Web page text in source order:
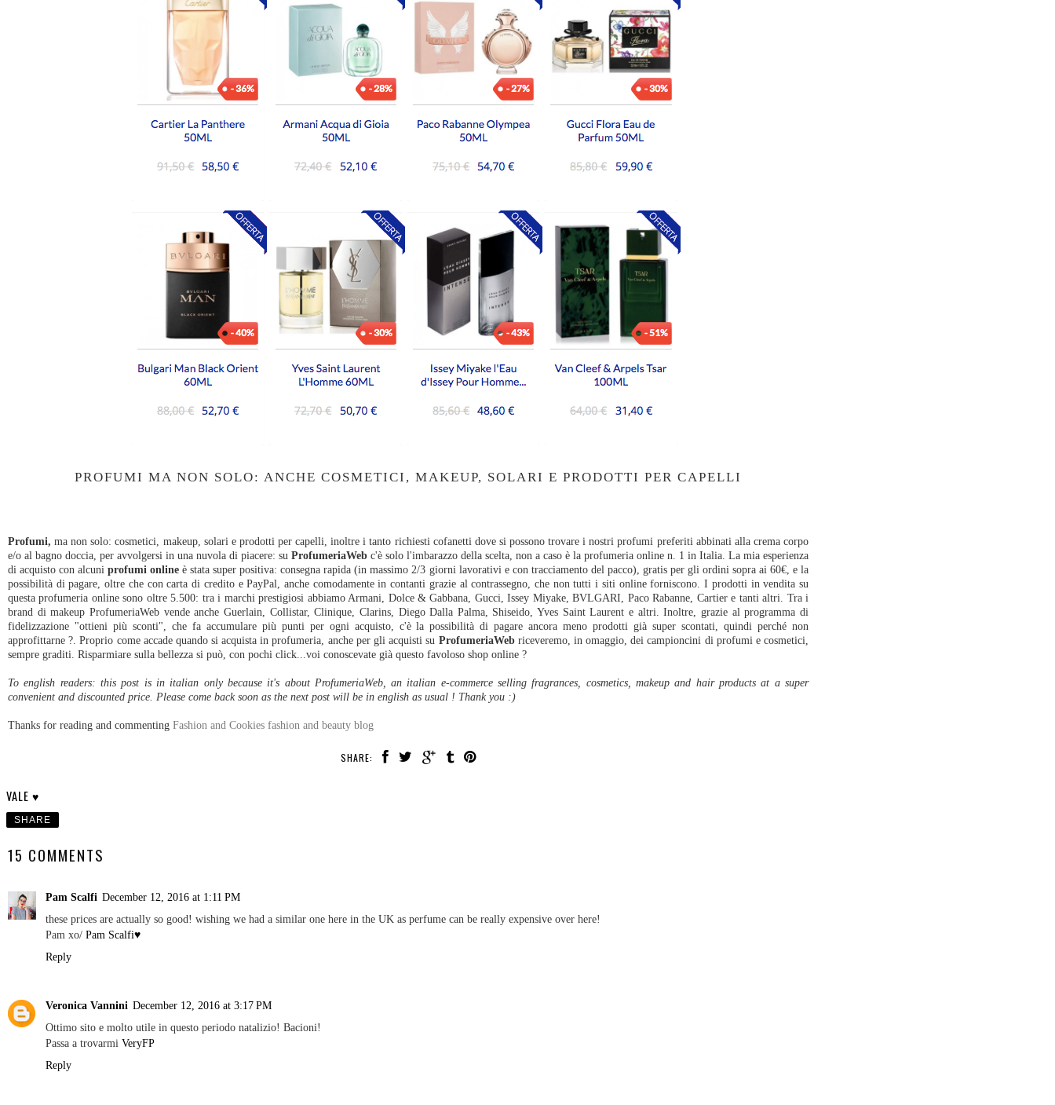
PROFUMI MA NON SOLO: ANCHE COSMETICI, MAKEUP, SOLARI E PRODOTTI PER CAPELLI
Profumi,ma non solo: cosmetici, makeup, solari e prodotti per capelli, inoltre i tanto richiesti cofanetti dove si possono trovare i nostri profumi preferiti abbinati alla crema corpo
e/o al bagno doccia, per avvolgersi in una nuvola di piacere: su ProfumeriaWeb c'è solo l'imbarazzo della scelta, non a caso è la profumeria online n. 1 in Italia. La mia esperienza
di acquisto con alcuniprofumi online è stata super positiva: consegna rapida (in massimo 2/3 giorni lavorativi e con tracciamento del pacco), gratis per gli ordini sopra ai 60€, e la
possibilità di pagare, oltre che con carta di credito e PayPal, anche comodamente in contanti grazie al contrassegno, che non tutti i siti online forniscono. I prodotti in vendita su
questa profumeria online sono oltre 5.500: tra i marchi prestigiosi abbiamo Armani, Dolce & Gabbana, Gucci, Issey Miyake, BVLGARI, Paco Rabanne, Cartier e tanti altri. Tra i
brand di makeup ProfumeriaWeb vende anche Guerlain, Collistar, Clinique, Clarins, Diego Dalla Palma, Shiseido, Yves Saint Laurent e altri. Inoltre, grazie al programma di
fidelizzazione "ottieni più sconti", che fa accumulare più punti per ogni acquisto, c'è la possibilità di pagare ancora meno prodotti già super scontati, quindi perché non
approfittarne ?. Proprio come accade quando si acquista in profumeria, anche per gli acquisti su ProfumeriaWebriceveremo, in omaggio, dei campioncini di profumi e cosmetici,
sempre graditi. Risparmiare sulla bellezza si può, con pochi click...voi conoscevate già questo favoloso shop online ?
To english readers: this post is in italian only because it's about ProfumeriaWeb, an italian e-commerce selling fragrances, cosmetics, makeup and hair products at a super
convenient and discounted price. Please come back soon as the next post will be in english as usual ! Thank you :)
Thanks for reading and commenting Fashion and Cookies fashion and beauty blog
SHARE:
VALE ♥
SHARE
15 COMMENTS
Pam Scalfi December 12, 2016 at 1:11 PM
these prices are actually so good! wishing we had a similar one here in the UK as perfume can be really expensive over here!
Pam xo/ Pam Scalfi♥
Reply
Veronica Vannini December 12, 2016 at 3:17 PM
Ottimo sito e molto utile in questo periodo natalizio! Bacioni!
Passa a trovarmi VeryFP
Reply